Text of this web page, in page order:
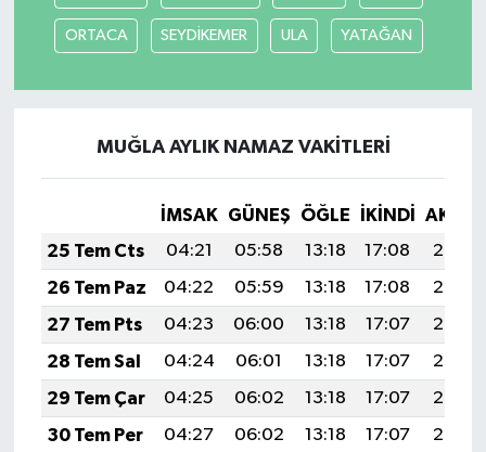
ORTACA SEYDİKEMER ULA YATAĞAN
MUĞLA AYLIK NAMAZ VAKITLERI
İMSAK GÜNEŞ ÖĞLE İKINDI
25 Tem Cts
04:21 05:58 13:18 17:08
20:28
26 Tem Paz
04:22 05:59 13:18 17:08
20:27
27 Tem Pts
04:23 06:00 13:18 17:07
20:26
28 Tem Sal
04:24 06:01 13:18 17:07
20:25
29 Tem Çar
04:25 06:02 13:18 17:07
20:25
30 Tem Per
04:27 06:02 13:18 17:07
20:24